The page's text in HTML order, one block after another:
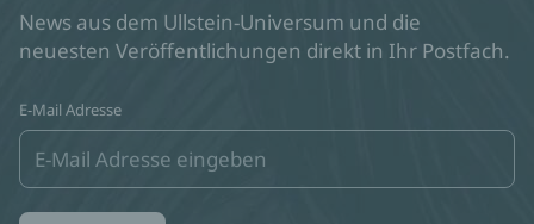
News aus dem Ullstein-Universum und die
neuesten Veröffentlichungen direkt in Ihr Postfach.
E-Mail Adresse